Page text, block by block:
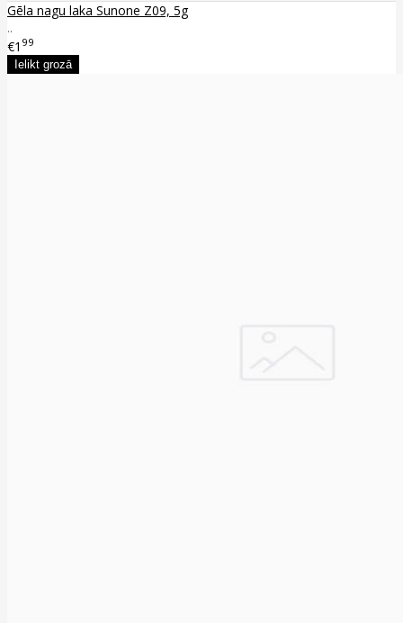
Gēla nagu laka Sunone Z09, 5g
..
€1 99